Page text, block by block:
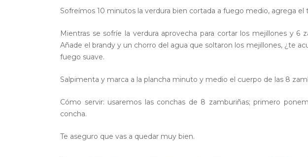
Sofreímos 10 minutos la verdura bien cortada a fuego medio, agrega
Mientras se sofríe la verdura aprovecha para cortar los mejillones y 6
Añade el brandy y un chorro del agua que soltaron los mejillones, ¿te
fuego suave.
Salpimenta y marca a la plancha minuto y medio el cuerpo de las 8
Cómo servir: usaremos las conchas de 8 zamburiñas; primero
concha.
Te aseguro que vas a quedar muy bien.